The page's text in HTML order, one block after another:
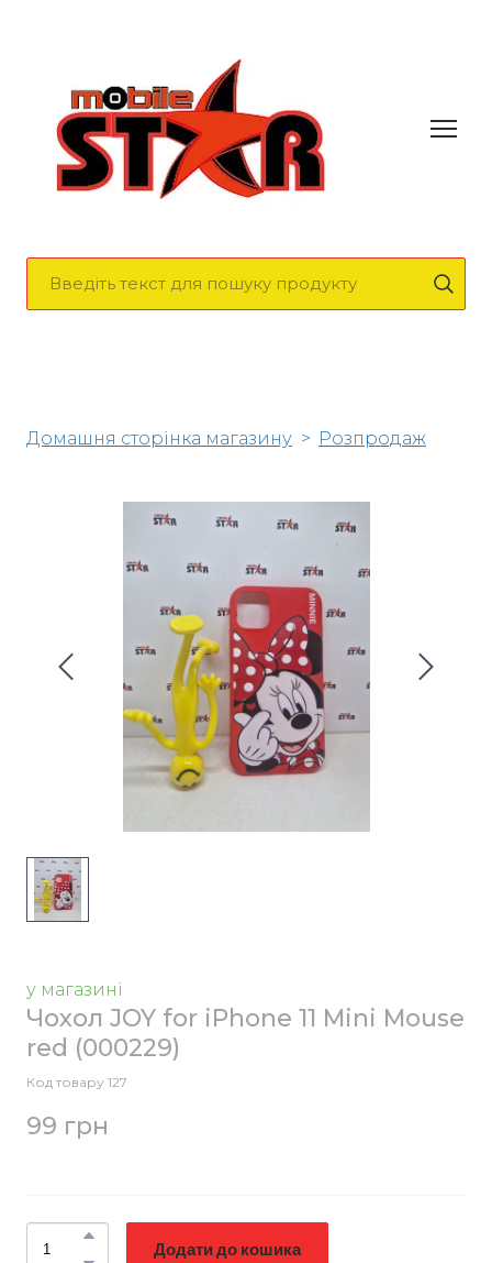
Домашня сторінка магазину Розпродаж
у магазині
Чохол JOY for iPhone 11 Mini Mouse
red (000229)
Код товару 127
99 грн
Додати до кошика